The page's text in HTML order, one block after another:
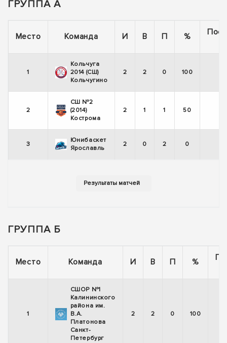
ГРУППА А
Место Команда И В П %
1
Кольчуга
2014 (СШ)
Кольчугино
2 2 0 100
2
СШ №2
(2014)
Кострома
2 1 1 50
3
Юнибаскет
Ярославль
2 0 2 0
ГРУППА Б
Место Команда И В П %
1
СШОР №1
Калининского
района им.
В.А.
Платонова
Санкт-
Петербург
2 2 0 100